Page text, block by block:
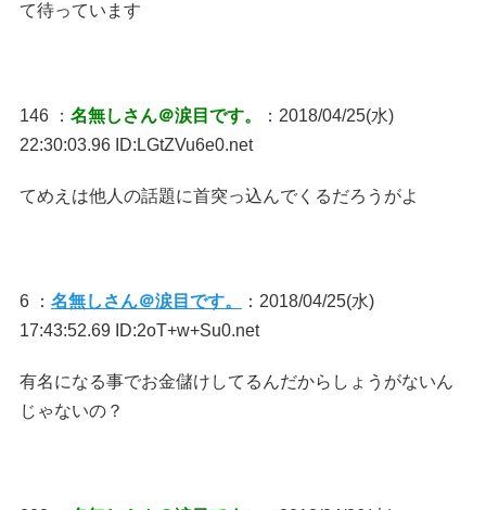
て待っています
146 ： 名無しさん＠涙目です。
：2018/04/25(水)
22:30:03.96 ID:LGtZVu6e0.net
てめえは他人の話題に首突っ込んでくるだろうがよ
6 ： 名無しさん＠涙目です。
：2018/04/25(水)
17:43:52.69 ID:2oT+w+Su0.net
有名になる事でお金儲けしてるんだからしょうがないん
じゃないの？